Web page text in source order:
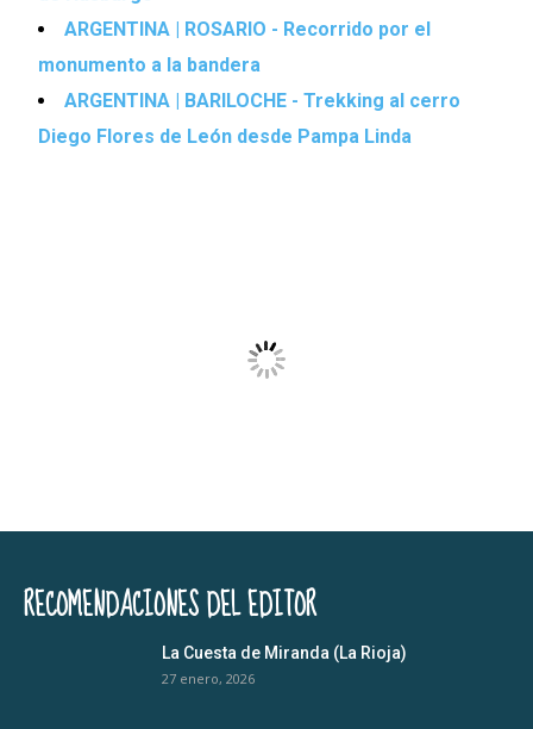
ARGENTINA | ROSARIO - Recorrido por el
monumento a la bandera
ARGENTINA | BARILOCHE - Trekking al cerro
Diego Flores de León desde Pampa Linda
RECOMENDACIONES DEL EDITOR
La Cuesta de Miranda (La Rioja)
27 enero, 2026